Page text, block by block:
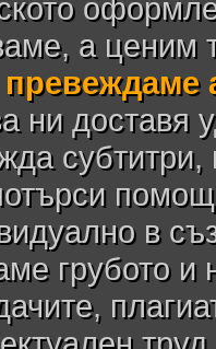
а ценим
превеждаме
ни доставя
в
грубото